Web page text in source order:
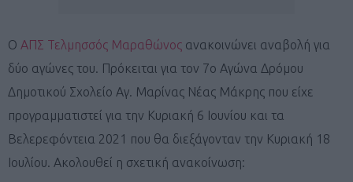
Ο ΑΠΣ Τελμησσός Μαραθώνος ανακοινώνει αναβολή για
δύο αγώνες του. Πρόκειται για τον 7ο Αγώνα Δρόμου
Δημοτικού Σχολείο Αγ. Μαρίνας Νέας Μάκρης που είχε
προγραμματιστεί για την Κυριακή 6 Ιουνίου και τα
Βελερεφόντεια 2021 που θα διεξάγονταν την Κυριακή 18
Ιουλίου. Ακολουθεί η σχετική ανακοίνωση: